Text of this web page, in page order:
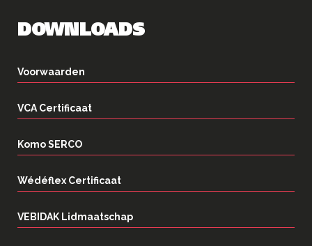
DOWNLOADS
Voorwaarden
VCA Certificaat
Komo SERCO
Wédéflex Certificaat
VEBIDAK Lidmaatschap